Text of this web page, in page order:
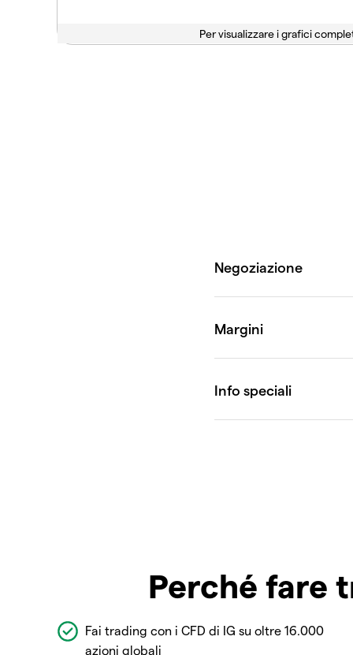
Per visualizzare i grafici
Perché fare
Fai trading con i CFD di IG su oltre 16.000
azioni globali